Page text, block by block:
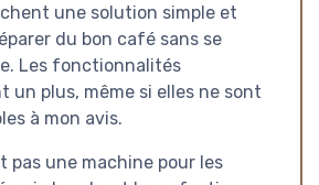
une solution simple et
du bon café sans se
Les fonctionnalités
un plus, même si elles ne sont
à mon avis.
pas une machine pour les